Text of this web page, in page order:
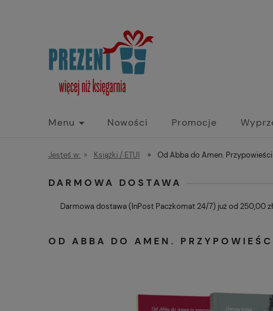
Menu Nowości Promocje
Jesteś w: » Książki / ETUI » Od Abba do Amen.
DARMOWA DOSTAWA
Darmowa dostawa (InPost Paczkomat 24/7) już od 250,00
OD ABBA DO AMEN.